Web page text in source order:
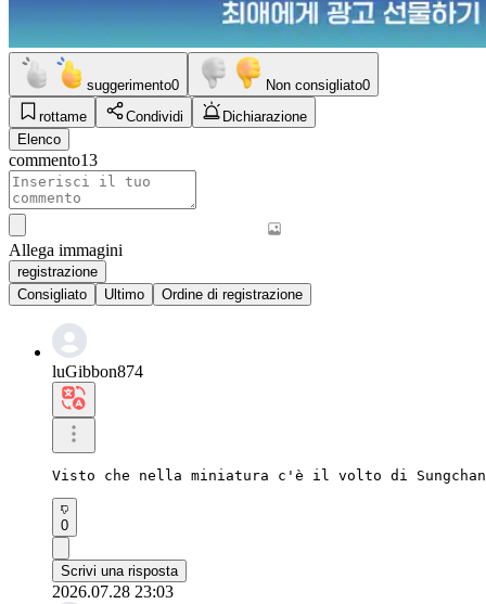
suggerimento0 Non consigliato0
rottame
Condividi
Dichiarazione
Elenco
commento13
Allega immagini
registrazione
Consigliato
Ultimo Ordine di registrazione
luGibbon874
Visto che nella miniatura c'è il volto di
0
Scrivi una risposta
2026.07.28 23:03